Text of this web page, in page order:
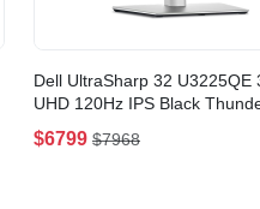
Dell UltraSharp 32 U3225QE
UHD 120Hz IPS Black
顯示器
$6799 $7968